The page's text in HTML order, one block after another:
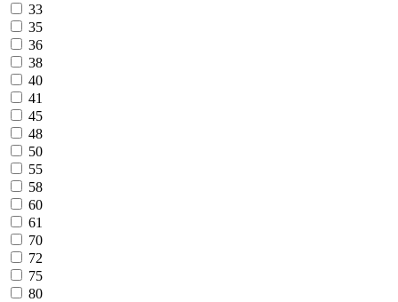
33
35
36
38
40
41
45
48
50
55
58
60
61
70
72
75
80